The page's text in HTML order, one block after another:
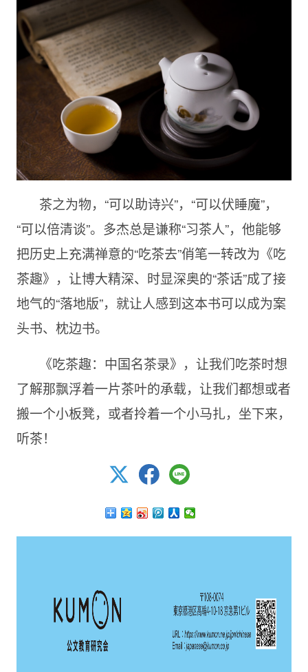
茶之为物，“可以助诗兴”，“可以伏睡魔”，
“可以倍清谈”。多杰总是谦称“习茶人”，他能够
把历史上充满禅意的“吃茶去”俏笔一转改为《吃
茶趣》，让博大精深、时显深奥的“茶话”成了接
地气的“落地版”，就让人感到这本书可以成为案
头书、枕边书。
《吃茶趣：中国名茶录》，让我们吃茶时想
了解那飘浮着一片茶叶的承载，让我们都想或者
搬一个小板凳，或者拎着一个小马扎，坐下来，
听茶！